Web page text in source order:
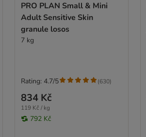
PRO PLAN Small & Mini
Adult Sensitive Skin
granule losos
7 kg
834 Kč
119 Kč / kg
792 Kč
Rating: 4.7/5 (630)